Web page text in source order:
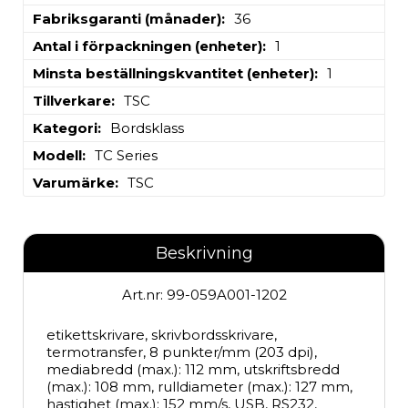
Fabriksgaranti (månader)
36
Antal i förpackningen (enheter)
1
Minsta beställningskvantitet (enheter)
1
Tillverkare
TSC
Kategori
Bordsklass
Modell
TC Series
Varumärke
TSC
Beskrivning
Art.nr: 99-059A001-1202
etikettskrivare, skrivbordsskrivare,
termotransfer, 8 punkter/mm (203 dpi),
mediabredd (max.): 112 mm, utskriftsbredd
(max.): 108 mm, rulldiameter (max.): 127 mm,
hastighet (max.): 152 mm/s, USB, RS232,